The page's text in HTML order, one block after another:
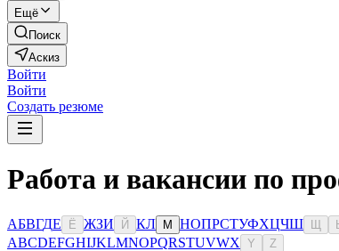
Ещё
Поиск
Аскиз
Войти
Войти
Создать резюме
Работа и вакансии по
АБВГДЕ Ё ЖЗИ Й КЛ М НОПРСТУФХЦЧШ
ABCDEFGHIJKLMNOPQRSTUVWX Y Z